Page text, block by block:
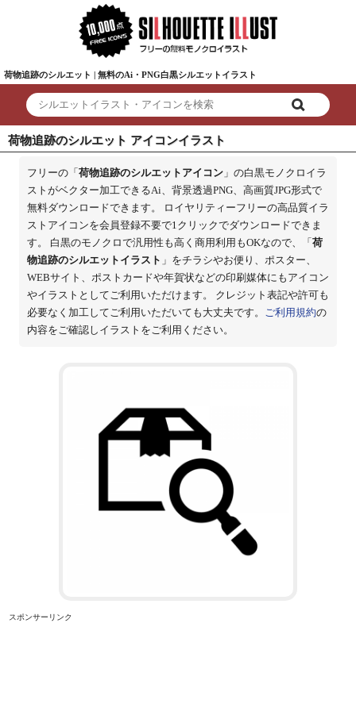
荷物追跡のシルエット | 無料のAi・PNG白黒シルエットイラスト
荷物追跡のシルエット アイコンイラスト
フリーの「 荷物追跡のシルエットアイコン」の白黒モノクロイラ
ストがベクター加工できるAi、背景透過PNG、高画質JPG形式で
無料ダウンロードできます。 ロイヤリティーフリーの高品質イラ
ストアイコンを会員登録不要で1クリックでダウンロードできま
す。 白黒のモノクロで汎用性も高く商用利用もOKなので、「 荷
物追跡のシルエットイラスト 」をチラシやお便り、ポスター、
WEBサイト、ポストカードや年賀状などの印刷媒体にもアイコン
やイラストとしてご利用いただけます。 クレジット表記や許可も
必要なく加工してご利用いただいても大丈夫です。 ご利用規約の
内容をご確認しイラストをご利用ください。
スポンサーリンク